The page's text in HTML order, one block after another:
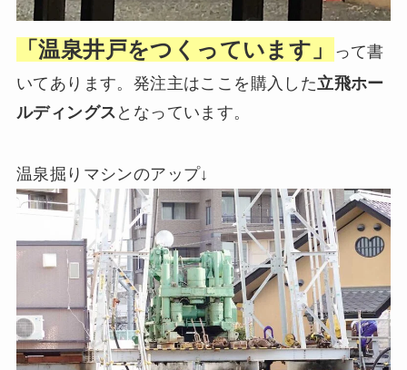
「温泉井戸をつくっています」
って書
いてあります。発注主はここを購入した立飛ホー
ルディングス となっています。
温泉掘りマシンのアップ↓